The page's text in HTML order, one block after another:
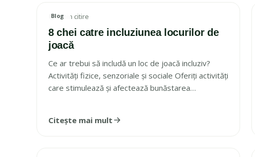
IMAGINE ARTICOL
Blog
8 chei catre incluziunea locurilor de
joacă
Ce ar trebui să includă un loc de joacă incluziv?
Activități fizice, senzoriale și sociale Oferiți activități
care stimulează și afectează bunăstarea…
2 min citire
Citește mai mult